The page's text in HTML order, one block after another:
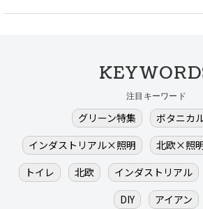
注目キーワード
グリーン特集
ボタニカ
インダストリアル×照明
北欧×照
トイレ
北欧 インダストリアル
DIY
アイアン